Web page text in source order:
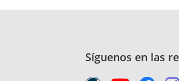
Síguenos en las